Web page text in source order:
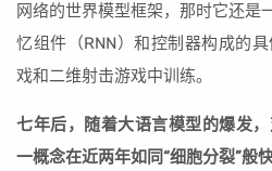
网络的世界模型框架，那时它还是
忆组件（RNN）和控制器构成的
戏和二维射击游戏中训练。
七年后，随着大语言模型的爆发
一概念在近两年如同“细胞分裂”般快